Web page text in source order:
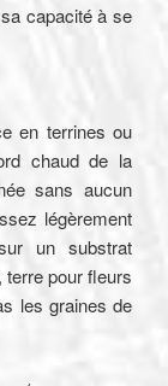
capacité à se
en terrines ou
chaud de la
sans aucun
légèrement
un substrat
terre pour fleurs
les graines de